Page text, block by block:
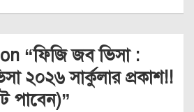
“ফিজি জব ভিসা :
২০২৬ সার্কুলার প্রকাশ!!
পাবেন)”